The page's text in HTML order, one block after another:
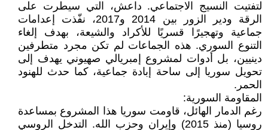
لتفتيت النسيج الاجتماعي. داعش، التي سيطرت على
الرقة ودير الزور بين 2014 و2017، نفّذت إعدامات
جماعية وتهجيرًا قسريًا للأكراد والشيعة، بهدف إلغاء
التنوع السوري. هذه الجماعات لم تكن مجرد متطرفين
دينيين، بل أدوات لمشروع إمبريالي صهيوني يهدف إلى
تحويل سوريا إلى ساحة إبادة جماعية، كما حدث للهنود
الحمر.
المقاومة السورية:
رغم الدمار الهائل، قاومت سوريا هذا المشروع بمساعدة
روسيا (منذ 2015) وإيران وحزب الله. التدخل الروسي